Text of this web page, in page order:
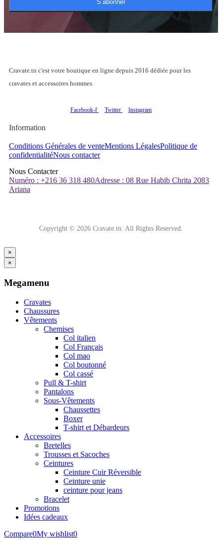
S’abonner
Cravate.tn c'est votre boutique en ligne depuis 2016 dédiée pour les
cravates et accessoires hommes
Facebook-f Twitter Instagram
Information
Conditions Générales de venteMentions LégalesPolitique de
confidentialitéNous contacter
Nous Contacter
Numéro : +216 36 318 480Adresse : 08 Rue Habib Chrita 2083
Ariana
Copyright © 2026 Cravate.tn. All Rights Reserved.
×
×
Megamenu
Cravates
Chaussures
Vêtements
Chemises
Col italien
Col Français
Col mao
Col boutonné
Col cassé
Pull & T-shirt
Pantalons
Sous-Vêtements
Chaussettes
Boxer
T-shirt et Débardeurs
Accessoires
Bretelles
Trousses et Sacoches
Ceintures
Ceinture Cuir Réversible
Ceinture unie
ceinture pour jeans
Bracelet
Promotions
Idées cadeaux
Compare0My wishlist0